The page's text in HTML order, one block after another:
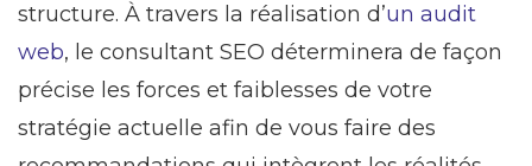
structure. À travers la réalisation d’un audit
web, le consultant SEO déterminera de façon
précise les forces et faiblesses de votre
stratégie actuelle afin de vous faire des